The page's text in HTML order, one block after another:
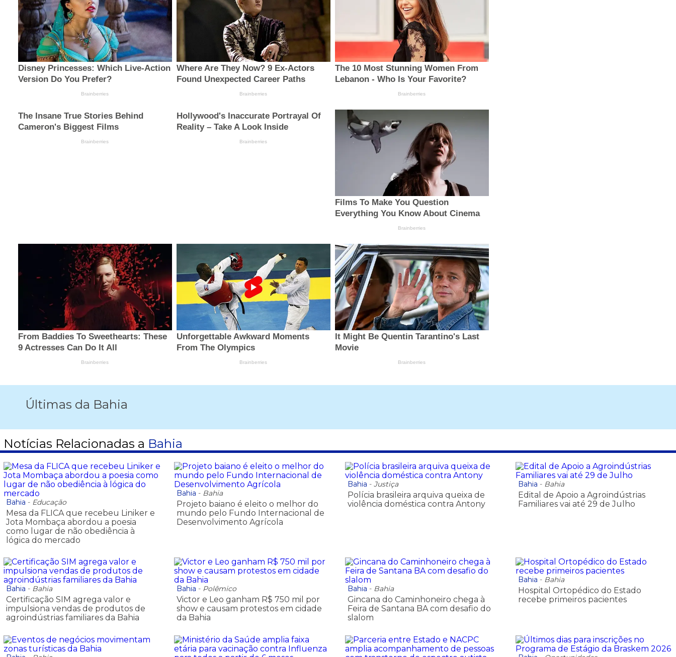
Últimas da Bahia
Notícias Relacionadas a Bahia
Bahia - Educação
Mesa da FLICA que recebeu Liniker e
Jota Mombaça abordou a poesia
como lugar de não obediência à
lógica do mercado
Bahia - Bahia
Projeto baiano é eleito o melhor do
mundo pelo Fundo Internacional de
Desenvolvimento Agrícola
Bahia - Justiça
Polícia brasileira arquiva queixa de
violência doméstica contra Antony
Bahia - Bahia
Edital de Apoio a Agroindústrias
Familiares vai até 29 de Julho
Bahia - Bahia
Certificação SIM agrega valor e
impulsiona vendas de produtos de
agroindústrias familiares da Bahia
Bahia - Polêmico
Victor e Leo ganham R$ 750 mil por
show e causam protestos em cidade
da Bahia
Bahia - Bahia
Gincana do Caminhoneiro chega à
Feira de Santana BA com desafio do
slalom
Bahia - Bahia
Hospital Ortopédico do Estado
recebe primeiros pacientes